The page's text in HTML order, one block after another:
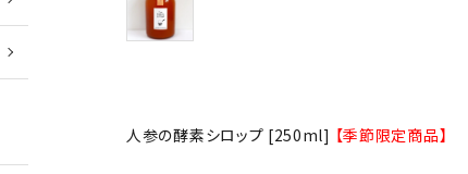
人参の酵素シロップ [250ml] 【季節限定商品】